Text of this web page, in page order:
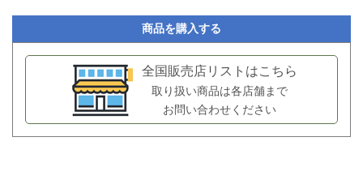
商品を購入する
全国販売店リストはこちら
取り扱い商品は各店舗まで
お問い合わせください